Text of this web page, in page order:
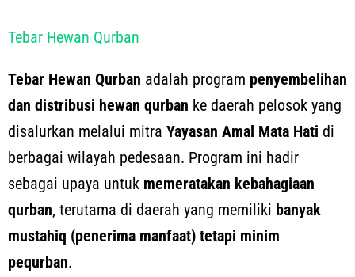
Tebar Hewan Qurban
Tebar Hewan Qurban adalah program penyembelihan
dan distribusi hewan qurban ke daerah pelosok yang
disalurkan melalui mitra Yayasan Amal Mata Hati di
berbagai wilayah pedesaan. Program ini hadir
sebagai upaya untuk memeratakan kebahagiaan
qurban, terutama di daerah yang memiliki banyak
mustahiq (penerima manfaat) tetapi minim
pequrban.